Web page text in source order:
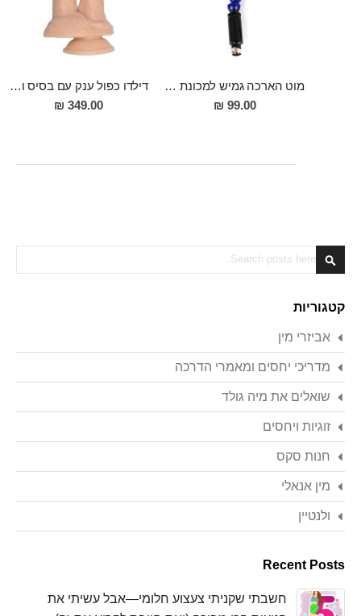
מוט הארכה גמיש למכונת סקס 30 סמ אורך 2.5 סמ רוחב
99.00 ₪
דילדו כפול ענק עם בסיס ואקום Kuan Ti
349.00 ₪
Search
קטגוריות
אביזרי מין
מדריכי יחסים ומאמרי הדרכה
שואלים את מיה גולד
זוגיות ויחסים
חנות סקס
מין אנאלי
ולנטיין
Recent Posts
חשבתי שקניתי צעצוע חלומי—אבל עשיתי את